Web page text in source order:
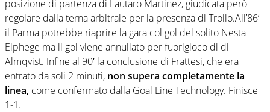
posizione di partenza di Lautaro Martinez, giudicata però
regolare dalla terna arbitrale per la presenza di Troilo.All’86’
il Parma potrebbe riaprire la gara col gol del solito Nesta
Elphege ma il gol viene annullato per fuorigioco di di
Almqvist. Infine al 90′ la conclusione di Frattesi, che era
entrato da soli 2 minuti, non supera completamente la
linea, come confermato dalla Goal Line Technology. Finisce
1-1.